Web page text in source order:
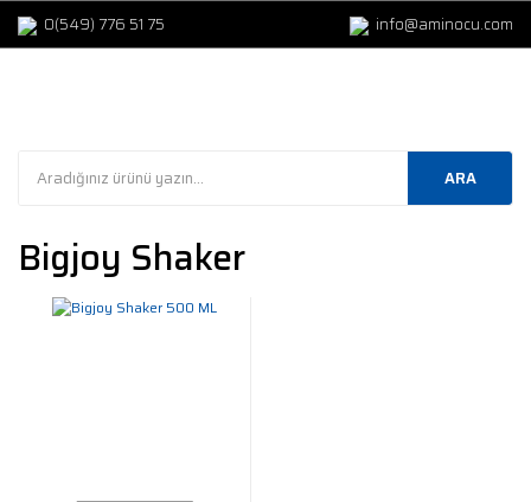
0(549) 776 51 75 info@aminocu.com
ARA
Bigjoy Shaker